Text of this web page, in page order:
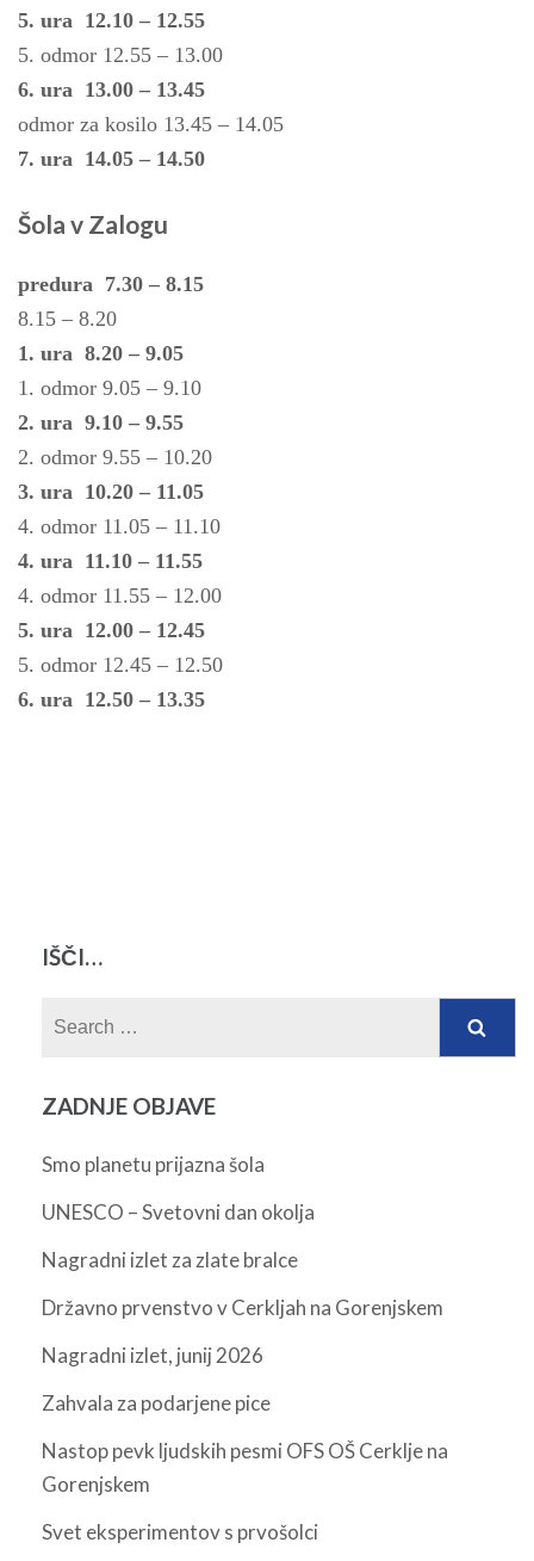
5. ura 12.10 – 12.55
5. odmor 12.55 – 13.00
6. ura 13.00 – 13.45
odmor za kosilo 13.45 – 14.05
7. ura 14.05 – 14.50
Šola v Zalogu
predura 7.30 – 8.15
8.15 – 8.20
1. ura 8.20 – 9.05
1. odmor 9.05 – 9.10
2. ura 9.10 – 9.55
2. odmor 9.55 – 10.20
3. ura 10.20 – 11.05
4. odmor 11.05 – 11.10
4. ura 11.10 – 11.55
4. odmor 11.55 – 12.00
5. ura 12.00 – 12.45
5. odmor 12.45 – 12.50
6. ura 12.50 – 13.35
IŠČI…
ZADNJE OBJAVE
Smo planetu prijazna šola
UNESCO – Svetovni dan okolja
Nagradni izlet za zlate bralce
Državno prvenstvo v Cerkljah na Gorenjskem
Nagradni izlet, junij 2026
Zahvala za podarjene pice
Nastop pevk ljudskih pesmi OFS OŠ Cerklje na
Gorenjskem
Svet eksperimentov s prvošolci